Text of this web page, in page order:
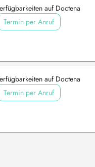
auf Doctena
Termin per Anruf
auf Doctena
Termin per Anruf